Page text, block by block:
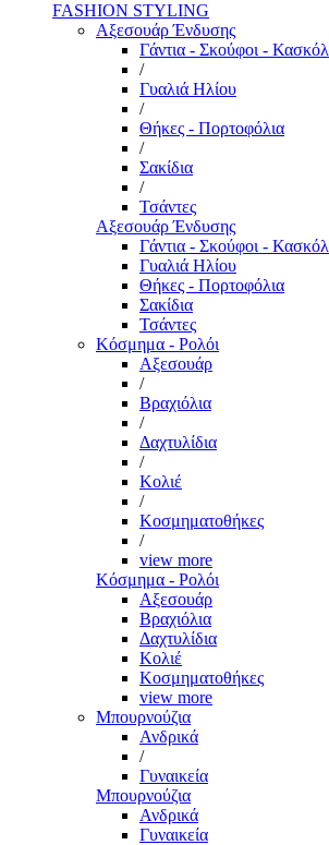
FASHION STYLING
Αξεσουάρ Ένδυσης
Γάντια - Σκούφοι - Κασκόλ
/
Γυαλιά Ηλίου
/
Θήκες - Πορτοφόλια
/
Σακίδια
/
Τσάντες
Αξεσουάρ Ένδυσης
Γάντια - Σκούφοι - Κασκόλ
Γυαλιά Ηλίου
Θήκες - Πορτοφόλια
Σακίδια
Τσάντες
Κόσμημα - Ρολόι
Αξεσουάρ
/
Βραχιόλια
/
Δαχτυλίδια
/
Κολιέ
/
Κοσμηματοθήκες
/
view more
Κόσμημα - Ρολόι
Αξεσουάρ
Βραχιόλια
Δαχτυλίδια
Κολιέ
Κοσμηματοθήκες
view more
Μπουρνούζια
Ανδρικά
/
Γυναικεία
Μπουρνούζια
Ανδρικά
Γυναικεία